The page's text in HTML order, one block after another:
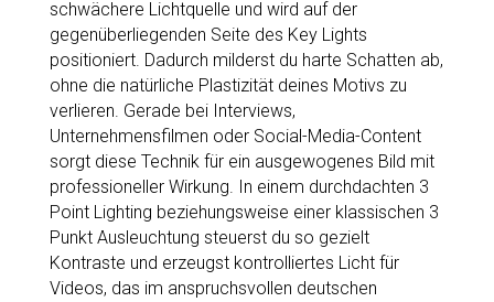
schwächere Lichtquelle und wird auf der
gegenüberliegenden Seite des Key Lights
positioniert. Dadurch milderst du harte Schatten ab,
ohne die natürliche Plastizität deines Motivs zu
verlieren. Gerade bei Interviews,
Unternehmensfilmen oder Social-Media-Content
sorgt diese Technik für ein ausgewogenes Bild mit
professioneller Wirkung. In einem durchdachten 3
Point Lighting beziehungsweise einer klassischen 3
Punkt Ausleuchtung steuerst du so gezielt
Kontraste und erzeugst kontrolliertes Licht für
Videos, das im anspruchsvollen deutschen